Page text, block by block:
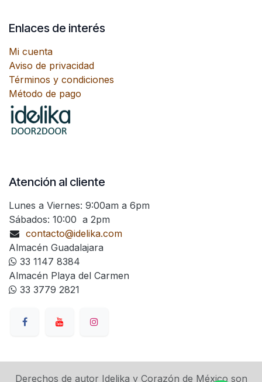
Enlaces de interés
Mi cuenta
Aviso de privacidad
Términos y condiciones
Método de pago
Atención al cliente
Lunes a Viernes: 9:00am a 6pm
Sábados: 10:00 a 2pm
contacto@idelika.com
Almacén Guadalajara
33 1147 8384
Almacén Playa del Carmen
33 3779 2821
Derechos de autor Idelika y Corazón de México son